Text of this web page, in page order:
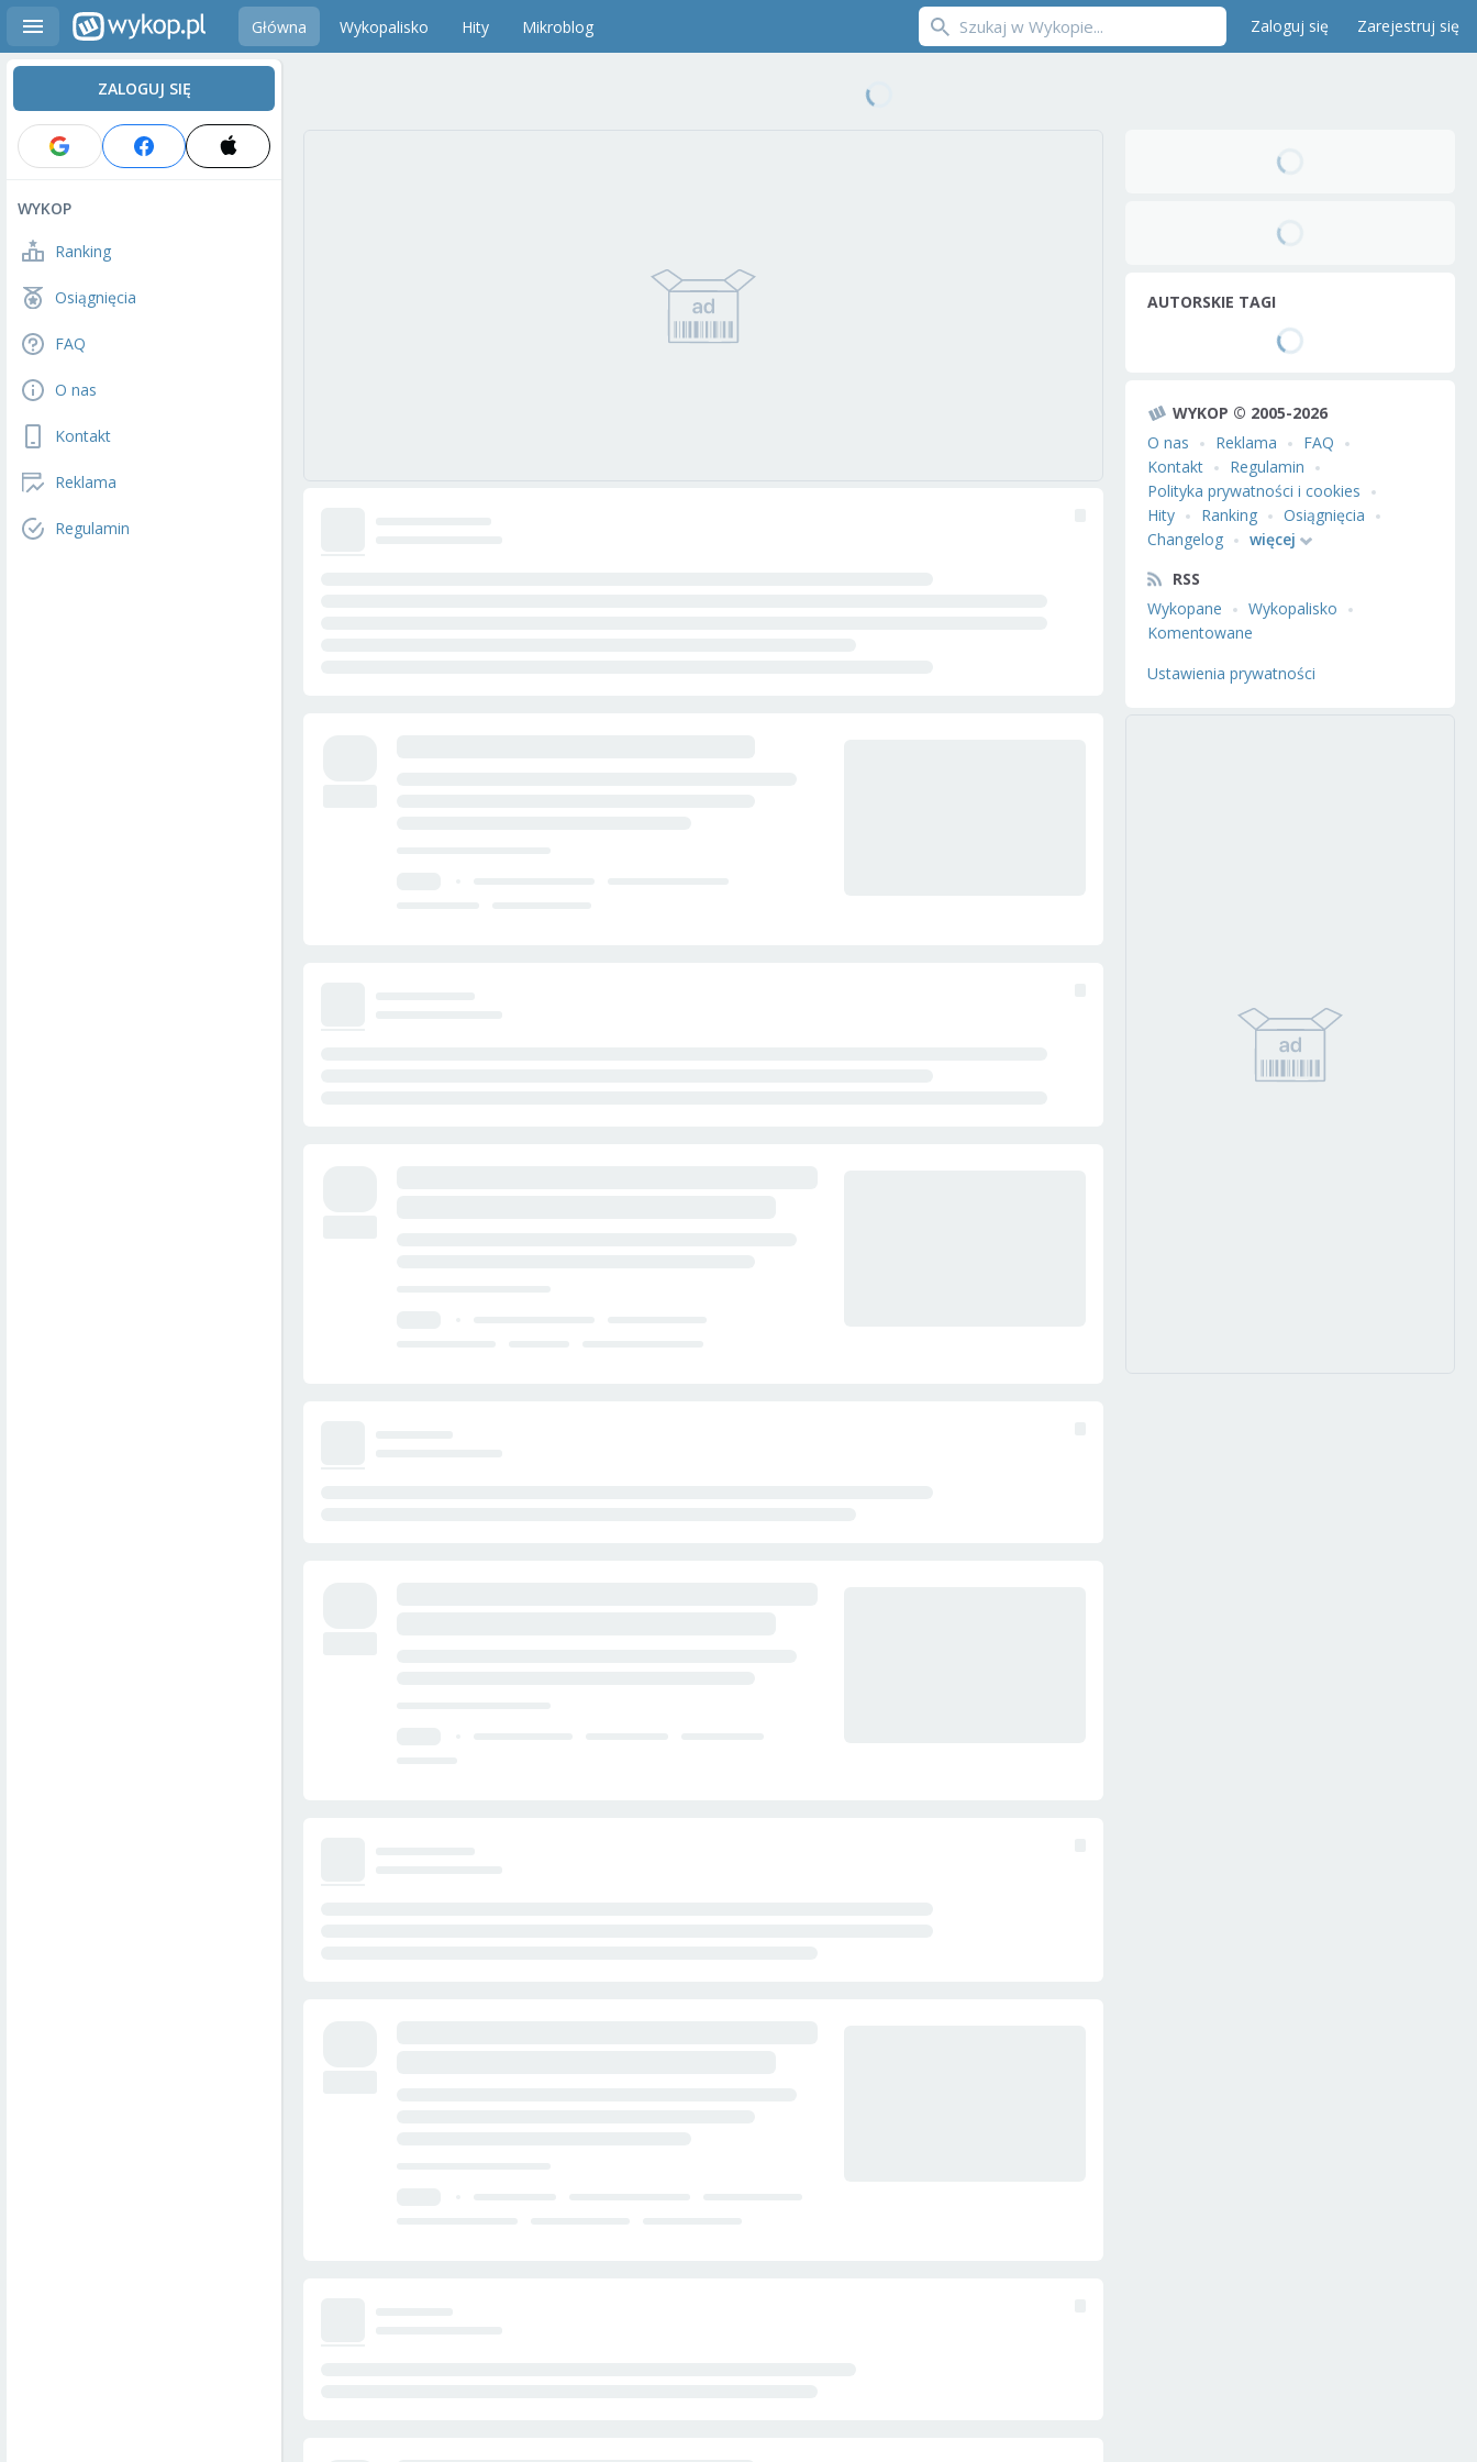
Główna Wykopalisko Hity Mikroblog Zaloguj się Zarejestruj się
ZALOGUJ SIĘ
WYKOP
Ranking
Osiągnięcia
FAQ
O nas
Kontakt
Reklama
Regulamin
AUTORSKIE TAGI
WYKOP © 2005-2026
O nas
Reklama
FAQ
Kontakt
Regulamin
Polityka prywatności i cookies
Hity
Ranking
Osiągnięcia
Changelog
więcej
RSS
Wykopane
Wykopalisko
Komentowane
Ustawienia prywatności